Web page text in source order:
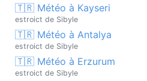
🇹🇷 Météo à Kayseri
estroict de Sibyle
🇹🇷 Météo à Antalya
estroict de Sibyle
🇹🇷 Météo à Erzurum
estroict de Sibyle